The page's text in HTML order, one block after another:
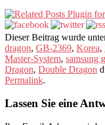
Dieser Beitrag wurde
dragon, GB-2369, Korea,
Master-System, samsung
Dragon, Double Dragon
Permalink.
Lassen Sie eine